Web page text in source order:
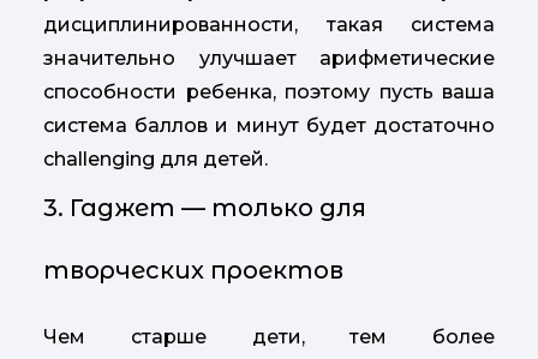
дисциплинированности, такая система
значительно улучшает арифметические
способности ребенка, поэтому пусть ваша
система баллов и минут будет достаточно
challenging для детей.
3. Гаджет — только для
творческих проектов
Чем старше дети, тем более